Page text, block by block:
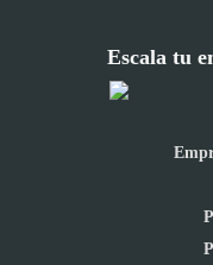
Escala tu